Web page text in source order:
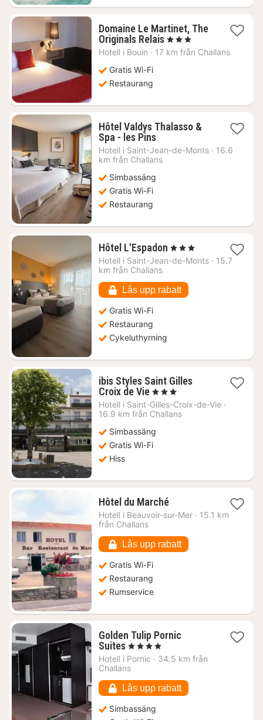
Domaine Le Martinet, The
Originals Relais1
natt
, 3 Stjärnor
Hotell i Bouin · 17 km från Challans
Gratis Wi-Fi
Restaurang
Hôtel Valdys Thalasso &
Spa - les Pins1
natt
från
kr.
Hotell i Saint-Jean-de-Monts · 16.6
km från Challans
Simbassäng
Gratis Wi-Fi
Restaurang
Hôtel L'Espadon 1
natt
kr.
, 3 Stjärnor
Hotell i Saint-Jean-de-Monts · 15.7
km från Challans
Lås upp rabatt
Gratis Wi-Fi
Restaurang
Cykeluthyrning
ibis Styles Saint Gilles
Croix de Vie1
natt
från
kr.
, 3 Stjärnor
Hotell i Saint-Gilles-Croix-de-Vie ·
16.9 km från Challans
Simbassäng
Gratis Wi-Fi
Hiss
Hôtel du Marché1
natt
kr.
Hotell i Beauvoir-sur-Mer · 15.1 km
från Challans
Lås upp rabatt
Gratis Wi-Fi
Restaurang
Rumservice
Golden Tulip Pornic
Suites1
natt
från
kr.
, 4 Stjärnor
Hotell i Pornic · 34.5 km från
Challans
Lås upp rabatt
Simbassäng